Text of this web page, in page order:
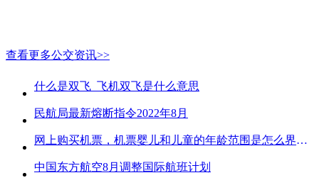
查看更多公交资讯>>
什么是双飞_飞机双飞是什么意思
民航局最新熔断指令2022年8月
网上购买机票，机票婴儿和儿童的年龄范围是怎么界定的？
中国东方航空8月调整国际航班计划